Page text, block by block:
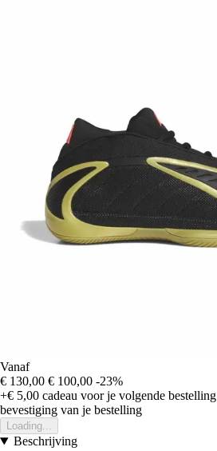
Vanaf
€ 130,00 € 100,00 -23%
+€ 5,00 cadeau voor je volgende bestelling
bevestiging van je bestelling
Loading...
Beschrijving